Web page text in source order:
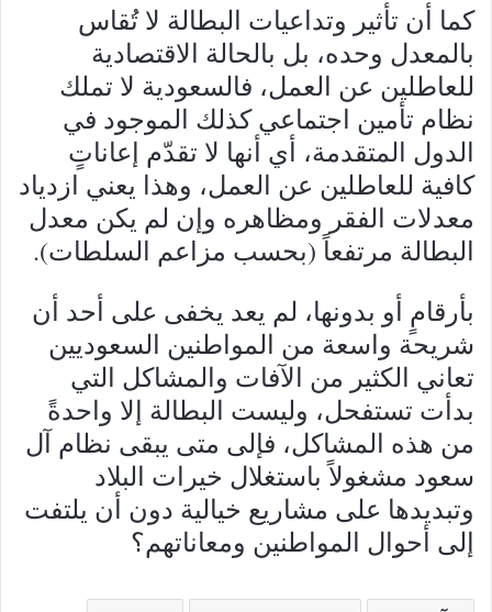
كما أن تأثير وتداعيات البطالة لا تُقاس
بالمعدل وحده، بل بالحالة الاقتصادية
للعاطلين عن العمل، فالسعودية لا تملك
نظام تأمين اجتماعي كذلك الموجود في
الدول المتقدمة، أي أنها لا تقدّم إعاناتٍ
كافية للعاطلين عن العمل، وهذا يعني ازدياد
معدلات الفقر ومظاهره وإن لم يكن معدل
البطالة مرتفعاً (بحسب مزاعم السلطات).
بأرقامٍ أو بدونها، لم يعد يخفى على أحد أن
شريحة واسعة من المواطنين السعوديين
تعاني الكثير من الآفات والمشاكل التي
بدأت تستفحل، وليست البطالة إلا واحدةً
من هذه المشاكل، فإلى متى يبقى نظام آل
سعود مشغولاً باستغلال خيرات البلاد
وتبديدها على مشاريع خيالية دون أن يلتفت
إلى أحوال المواطنين ومعاناتهم؟